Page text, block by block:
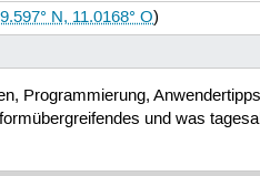
N, 11.0168° O)
Programmierung,
und was